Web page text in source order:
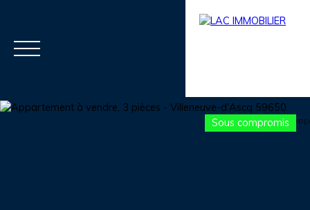
Sous compromis